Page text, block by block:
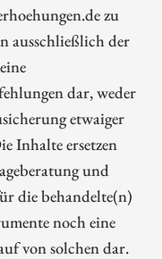
zu
ausschließlich der
dar, weder
etwaiger
Inhalte ersetzen
und
die behandelte(n)
noch eine
von solchen dar.